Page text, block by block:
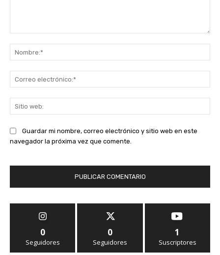
Guardar mi nombre, correo electrónico y sitio web en este
navegador la próxima vez que comente.
0
Seguidores
0
Seguidores
1
Suscriptores